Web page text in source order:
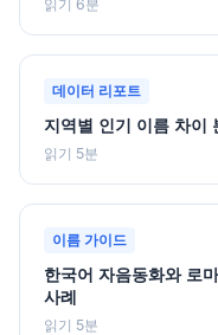
읽기 6분
데이터 리포트
지역별 인기 이름 차
읽기 5분
이름 가이드
한국어 자음동화와 로
사례
읽기 5분